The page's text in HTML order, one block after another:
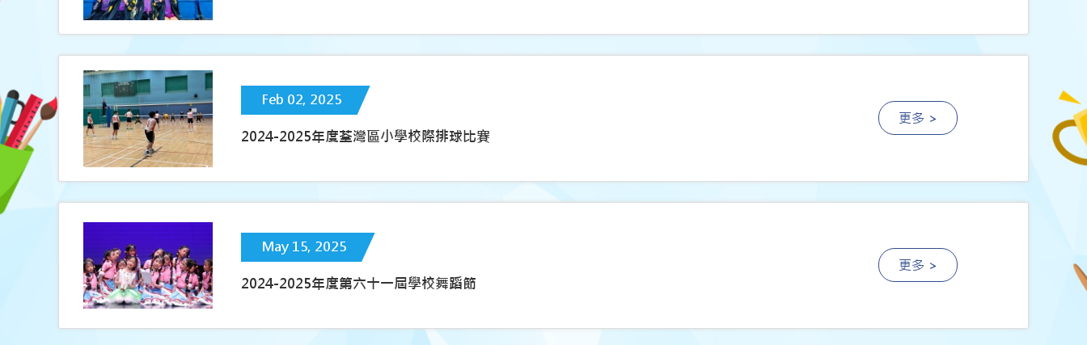
Feb 02, 2025
2024-2025年度荃灣區小學校際排球比賽
更多 >
May 15, 2025
2024-2025年度第六十一屆學校舞蹈節
更多 >